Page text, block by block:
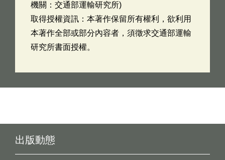
機關：交通部運輸研究所)
取得授權資訊：本著作保留所有權利，欲利用
本著作全部或部分內容者，須徵求交通部運輸
研究所書面授權。
出版動態